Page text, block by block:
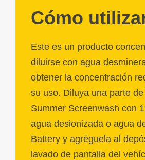
Cómo
Este es un producto
diluirse con agua
obtener la concentración
su uso. Diluya una parte de
Summer Screenwash con
agua desionizada o agua
Battery y agréguela al
lavado de pantalla del